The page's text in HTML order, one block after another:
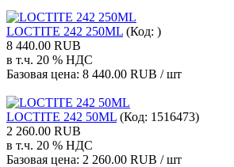
LOCTITE 242 250ML (Код: )
8 440.00 RUB
в т.ч. 20 % НДС
Базовая цена: 8 440.00 RUB / шт
LOCTITE 242 50ML (Код: 1516473)
2 260.00 RUB
в т.ч. 20 % НДС
Базовая цена: 2 260.00 RUB / шт